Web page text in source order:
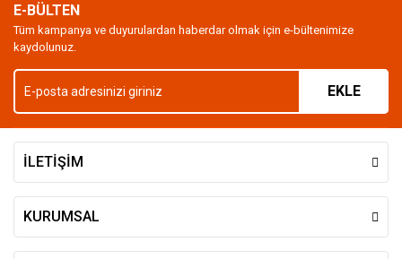
Ürün bilgilerinde hatalar bulunuyor.
Gönder
E-BÜLTEN
Tüm kampanya ve duyurulardan haberdar olmak için e-bültenimize
kaydolunuz.
EKLE
İLETİŞİM
KURUMSAL